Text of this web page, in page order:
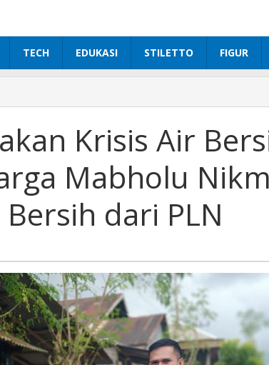
TECH EDUKASI STILETTO FIGUR
Krisis Air
Mabholu
dari PLN